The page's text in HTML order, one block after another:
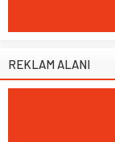
REKLAM ALANI